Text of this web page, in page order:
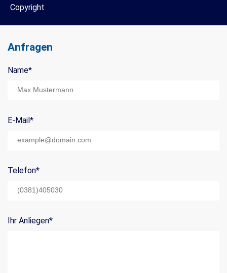
Copyright
Anfragen
Mail Title:
Name*
E-Mail*
Telefon*
Ihr Anliegen*